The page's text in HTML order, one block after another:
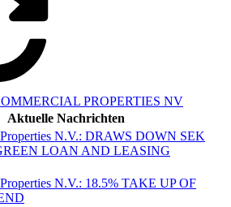
PROPERTIES NV
Aktuelle Nachrichten
N.V.: DRAWS DOWN SEK
LOAN AND LEASING
N.V.: 18.5% TAKE UP OF